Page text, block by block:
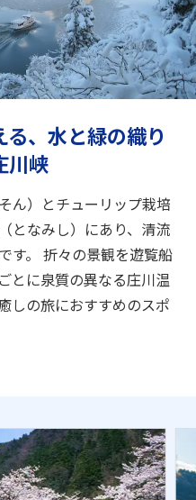
、水と緑の織り
川峡
ん）とチューリップ栽培
となみし）にあり、清流
す。 折々の景観を遊覧船
とに泉質の異なる庄川温
しの旅におすすめのスポ